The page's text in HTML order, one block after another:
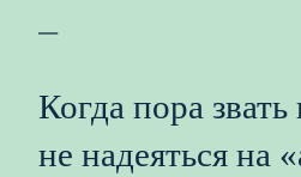
—
Когда пора
не надеяться на